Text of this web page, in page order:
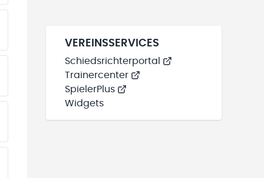
VEREINSSERVICES
Schiedsrichterportal
Trainercenter
SpielerPlus
Widgets